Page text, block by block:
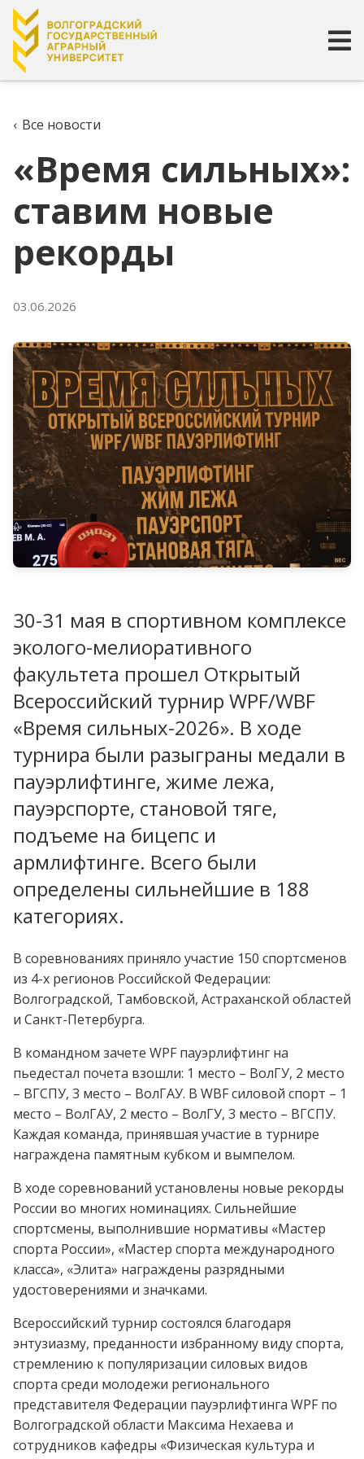
«Время сильных»: ставим
‹ Все новости
«Время сильных»:
ставим новые
рекорды
03.06.2026
30-31 мая в спортивном комплексе
эколого-мелиоративного
факультета прошел Открытый
Всероссийский турнир WPF/WBF
«Время сильных-2026». В ходе
турнира были разыграны медали в
пауэрлифтинге, жиме лежа,
пауэрспорте, становой тяге,
подъеме на бицепс и
армлифтинге. Всего были
определены сильнейшие в 188
категориях.
В соревнованиях приняло участие 150 спортсменов
из 4-х регионов Российской Федерации:
Волгоградской, Тамбовской, Астраханской областей
и Санкт-Петербурга.
В командном зачете WPF пауэрлифтинг на
пьедестал почета взошли: 1 место – ВолГУ, 2 место
– ВГСПУ, 3 место – ВолГАУ. В WBF cиловой спорт – 1
место – ВолГАУ, 2 место – ВолГУ, 3 место – ВГСПУ.
Каждая команда, принявшая участие в турнире
награждена памятным кубком и вымпелом.
В ходе соревнований установлены новые рекорды
России во многих номинациях. Сильнейшие
спортсмены, выполнившие нормативы «Мастер
спорта России», «Мастер спорта международного
класса», «Элита» награждены разрядными
удостоверениями и значками.
Всероссийский турнир состоялся благодаря
энтузиазму, преданности избранному виду спорта,
стремлению к популяризации силовых видов
спорта среди молодежи регионального
представителя Федерации пауэрлифтинга WPF по
Волгоградской области Максима Нехаева и
сотрудников кафедры «Физическая культура и